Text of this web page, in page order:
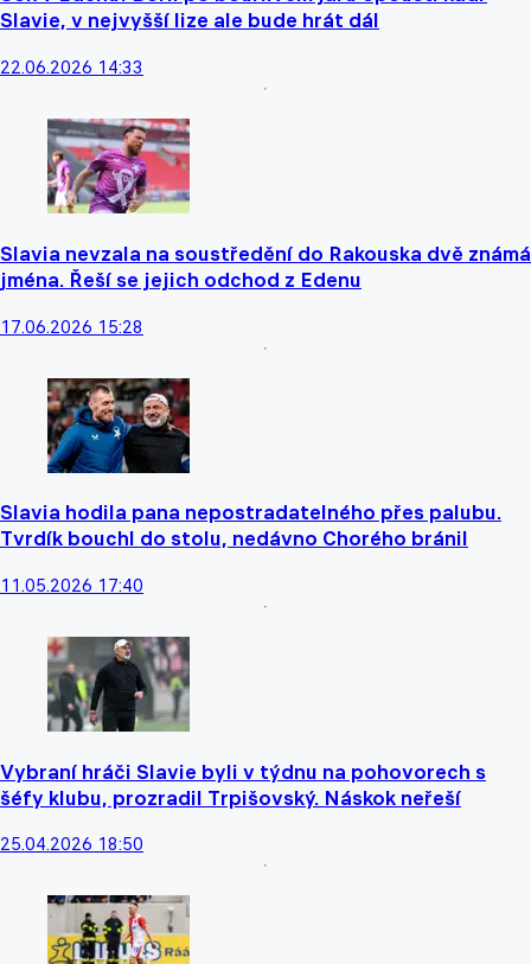
Slavie, v nejvyšší lize ale bude hrát dál
22.06.2026 14:33
Slavia nevzala na soustředění do Rakouska dvě známá
jména. Řeší se jejich odchod z Edenu
17.06.2026 15:28
Slavia hodila pana nepostradatelného přes palubu.
Tvrdík bouchl do stolu, nedávno Chorého bránil
11.05.2026 17:40
Vybraní hráči Slavie byli v týdnu na pohovorech s
šéfy klubu, prozradil Trpišovský. Náskok neřeší
25.04.2026 18:50